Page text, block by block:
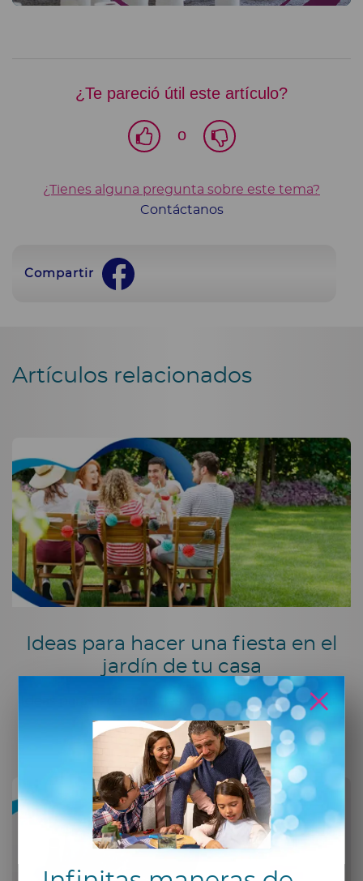
¿Te pareció útil este artículo?
o
¿Tienes alguna pregunta sobre este tema?
Contáctanos
Compartir
Artículos relacionados
Ideas para hacer una fiesta en el
jardín de tu casa
Ideas para hacer una fiesta en el jardín de tu casa.
Leer más